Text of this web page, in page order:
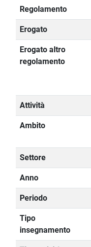
Regolamento
Erogato
Erogato altro
regolamento
Attività
Ambito
Settore
Anno
Periodo
Tipo
insegnamento